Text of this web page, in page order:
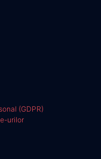
(GDPR)
urilor